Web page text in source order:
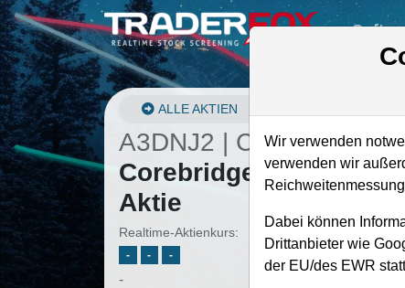
ALLE AKTIEN
A3DNJ2 | CRBG–
Corebridge Financial
Aktie
Realtime-Aktienkurs:
- - -
-
Wir verwenden
verwenden wir
Dabei können
Drittanbieter wie
der EU/des EWR